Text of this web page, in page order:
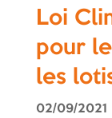
Loi
pour
les
02/09/2021